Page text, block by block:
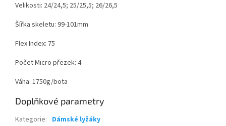
Velikosti: 24/24,5; 25/25,5; 26/26,5
Šířka skeletu: 99-101mm
Flex Index: 75
Počet Micro přezek: 4
Váha: 1750g/bota
Doplňkové parametry
Kategorie: Dámské lyžáky